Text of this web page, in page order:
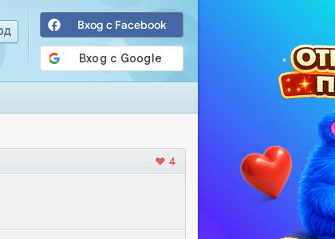
Вход с Facebook
4